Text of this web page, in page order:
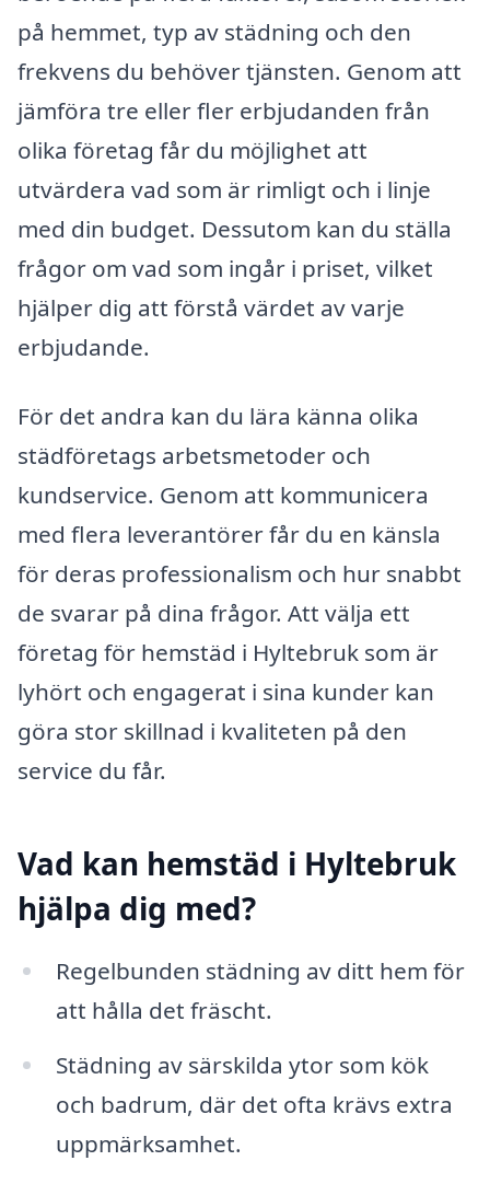
på hemmet, typ av städning och den
frekvens du behöver tjänsten. Genom att
jämföra tre eller fler erbjudanden från
olika företag får du möjlighet att
utvärdera vad som är rimligt och i linje
med din budget. Dessutom kan du ställa
frågor om vad som ingår i priset, vilket
hjälper dig att förstå värdet av varje
erbjudande.
För det andra kan du lära känna olika
städföretags arbetsmetoder och
kundservice. Genom att kommunicera
med flera leverantörer får du en känsla
för deras professionalism och hur snabbt
de svarar på dina frågor. Att välja ett
företag för hemstäd i Hyltebruk som är
lyhört och engagerat i sina kunder kan
göra stor skillnad i kvaliteten på den
service du får.
Vad kan hemstäd i Hyltebruk
hjälpa dig med?
Regelbunden städning av ditt hem för
att hålla det fräscht.
Städning av särskilda ytor som kök
och badrum, där det ofta krävs extra
uppmärksamhet.